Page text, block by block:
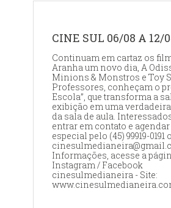
CINE SUL 06/08 A 12/
Continuam em cartaz os
Aranha um novo dia, A
Minions & Monstros e Toy
Professores, conheçam o
Escola”, que transforma a
exibição em uma
da sala de aula.
entrar em contato e
especial pelo (45) 99919-0191
Informações, acesse a
Instagram / Facebook
cinesulmedianeira - Site: